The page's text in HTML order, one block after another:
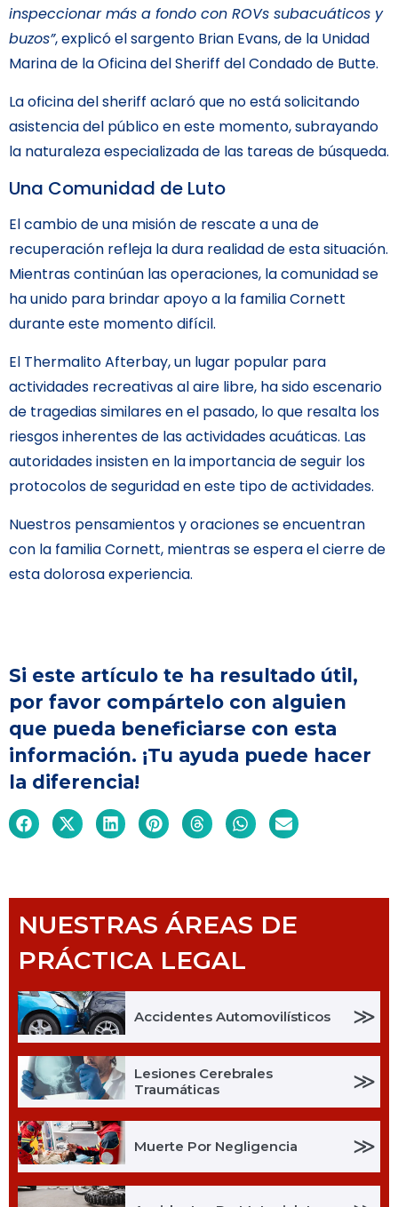
inspeccionar más a fondo con ROVs subacuáticos y
buzos”, explicó el sargento Brian Evans, de la Unidad
Marina de la Oficina del Sheriff del Condado de Butte.
La oficina del sheriff aclaró que no está solicitando
asistencia del público en este momento, subrayando
la naturaleza especializada de las tareas de búsqueda.
Una Comunidad de Luto
El cambio de una misión de rescate a una de
recuperación refleja la dura realidad de esta situación.
Mientras continúan las operaciones, la comunidad se
ha unido para brindar apoyo a la familia Cornett
durante este momento difícil.
El Thermalito Afterbay, un lugar popular para
actividades recreativas al aire libre, ha sido escenario
de tragedias similares en el pasado, lo que resalta los
riesgos inherentes de las actividades acuáticas. Las
autoridades insisten en la importancia de seguir los
protocolos de seguridad en este tipo de actividades.
Nuestros pensamientos y oraciones se encuentran
con la familia Cornett, mientras se espera el cierre de
esta dolorosa experiencia.
Si este artículo te ha resultado útil,
por favor compártelo con alguien
que pueda beneficiarse con esta
información. ¡Tu ayuda puede hacer
la diferencia!
NUESTRAS ÁREAS DE
PRÁCTICA LEGAL
Accidentes Automovilísticos ≫
Lesiones Cerebrales
Traumáticas
≫
Muerte Por Negligencia ≫